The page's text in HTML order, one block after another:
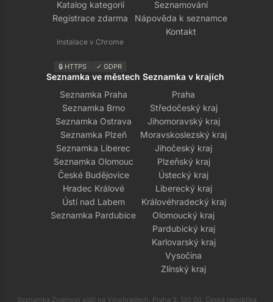
Katalog kategorií
Registrace zdarma
Instalace v Chrome
🔒 HTTPS ✓ GDPR
Seznamování
Nápověda k seznamce
Kontakt
Seznamka ve městech
Seznamka Praha
Seznamka Brno
Seznamka Ostrava
Seznamka Plzeň
Seznamka Liberec
Seznamka Olomouc
České Budějovice
Hradec Králové
Ústí nad Labem
Seznamka Pardubice
Seznamka v krajích
Praha
Středočeský kraj
Jihomoravský kraj
Moravskoslezský kraj
Jihočeský kraj
Plzeňský kraj
Ústecký kraj
Liberecký kraj
Královéhradecký kraj
Olomoucký kraj
Pardubický kraj
Karlovarský kraj
Vysočina
Zlínský kraj
Seznamka Známost sídlí na Vinohradech, Praha 3, 130 00, Česká republika